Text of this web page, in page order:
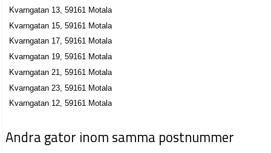
Kvarngatan 13, 59161 Motala
Kvarngatan 15, 59161 Motala
Kvarngatan 17, 59161 Motala
Kvarngatan 19, 59161 Motala
Kvarngatan 21, 59161 Motala
Kvarngatan 23, 59161 Motala
Kvarngatan 12, 59161 Motala
Andra gator inom samma postnummer